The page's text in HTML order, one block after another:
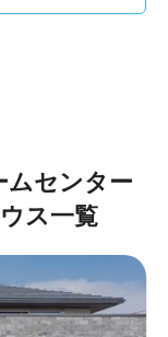
ムセンター
ス一覧